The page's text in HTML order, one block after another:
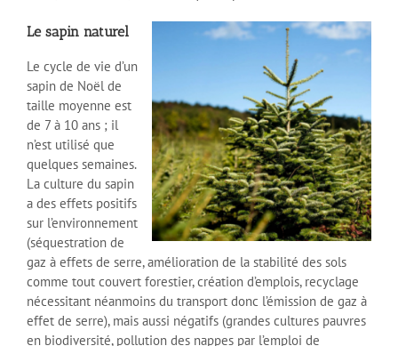
Le sapin naturel
Le cycle de vie d’un
sapin de Noël de
taille moyenne est
de 7 à 10 ans ; il
n’est utilisé que
quelques semaines.
La culture du sapin
a des effets positifs
sur l’environnement
(séquestration de
gaz à effets de serre, amélioration de la stabilité des sols
comme tout couvert forestier, création d’emplois, recyclage
nécessitant néanmoins du transport donc l’émission de gaz à
effet de serre), mais aussi négatifs (grandes cultures pauvres
en biodiversité, pollution des nappes par l’emploi de